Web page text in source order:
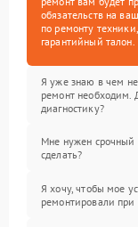
обязательств на
по ремонту
гарантийный талон.
Я уже знаю в чем
ремонт необходим.
диагностику?
Мне нужен срочный
сделать?
Я хочу, чтобы мое
ремонтировали при